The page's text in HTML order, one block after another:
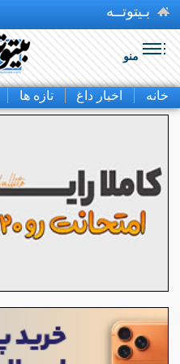
بـیتوتــه
منو
خانه اخبار داغ تازه ها